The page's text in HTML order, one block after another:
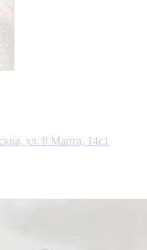
ул. 8 Марта, 14с1